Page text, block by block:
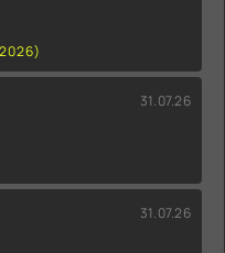
31.07.26
31.07.26